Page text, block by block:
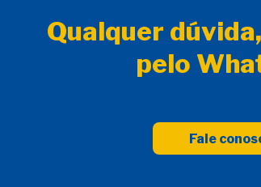
Qualquer
pelo
Fale